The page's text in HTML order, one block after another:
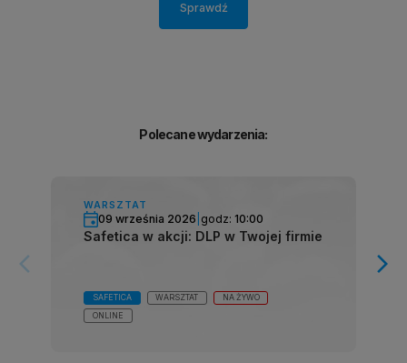
Sprawdź
Polecane wydarzenia:
arrow_forward_ios
WARSZTAT
09 września 2026 godz: 10:00
Safetica w akcji: DLP w Twojej firmie
SAFETICA WARSZTAT
NA ŻYWO
ONLINE
arrow_forward_ios